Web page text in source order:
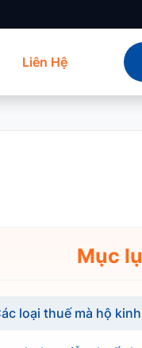
Liên Hệ
Mục
loại thuế mà hộ